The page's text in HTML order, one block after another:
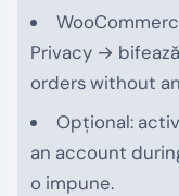
Privacy →
orders without
Opțional:
an account
o impune.